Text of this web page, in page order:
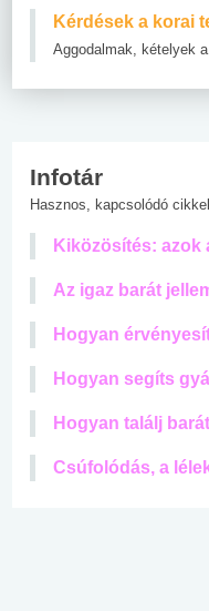
Kérdések a korai
Aggodalmak, kételyek
Infotár
Hasznos, kapcsolódó
Kiközösítés: azok
Az igaz barát
Hogyan
Hogyan segíts
Hogyan találj
Csúfolódás, a